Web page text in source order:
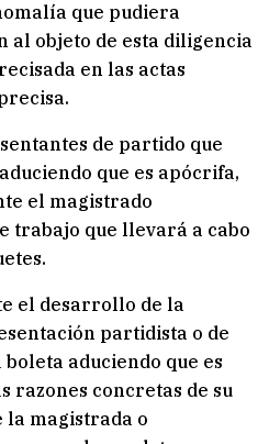
que pudiera
al objeto de esta diligencia
en las actas
de partido que
que es apócrifa,
el magistrado
trabajo que llevará a cabo
el desarrollo de la
partidista o de
aduciendo que es
razones concretas de su
la magistrada o